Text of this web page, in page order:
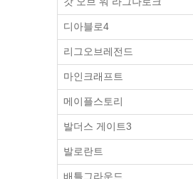
디아블로4
리그오브레전드
마인크래프트
메이플스토리
발더스 게이트3
발로란트
배틀그라운드